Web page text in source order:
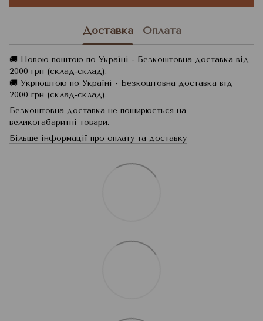
Доставка Оплата
🚚 Новою поштою по Україні - Безкоштовна доставка від
2000 грн (склад-склад).
🚚 Укрпоштою по Україні - Безкоштовна доставка від
2000 грн (склад-склад).
Безкоштовна доставка не поширюється на
великогабаритні товари.
Більше інформації про оплату та доставку